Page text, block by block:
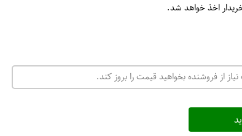
اخذ خواهد شد.
از فروشنده بخواهید قیمت را بروز کند.